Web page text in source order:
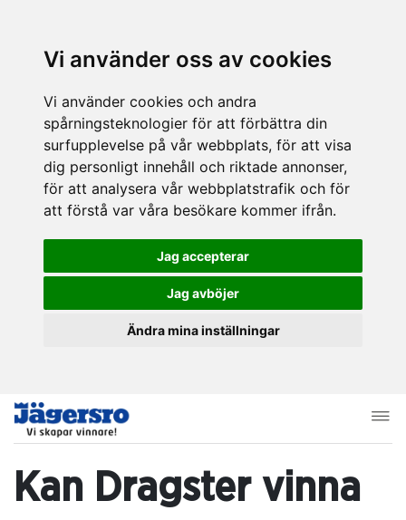
Vi använder oss av cookies
Vi använder cookies och andra
spårningsteknologier för att förbättra din
surfupplevelse på vår webbplats, för att visa
dig personligt innehåll och riktade annonser,
för att analysera vår webbplatstrafik och för
att förstå var våra besökare kommer ifrån.
Jag accepterar
Jag avböjer
Ändra mina inställningar
Kan Dragster vinna